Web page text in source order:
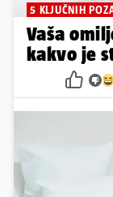
5 KLJUČNIH
Vaša
kakvo je